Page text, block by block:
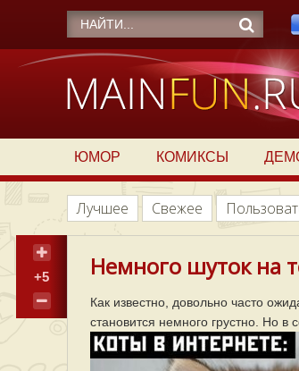
ЮМОР КОМИКСЫ
Лучшее Свежее
+5 Немного шуток на
Как известно, довольно часто
становится немного грустно. Но в